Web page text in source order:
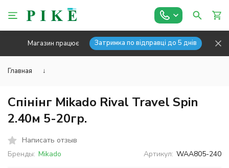
Магазин працює Затримка по відправці до 5 днів
Главная ↓
Спінінг Mikado Rival Travel Spin
2.40м 5-20гр.
Написать отзыв
Бренды: Mikado Артикул: WAA805-240